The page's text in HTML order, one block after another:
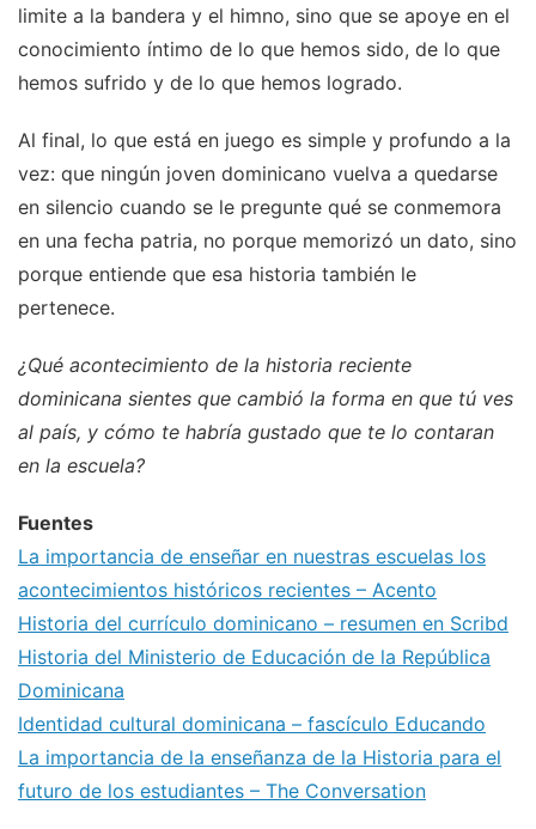
limite a la bandera y el himno, sino que se apoye en el
conocimiento íntimo de lo que hemos sido, de lo que
hemos sufrido y de lo que hemos logrado.
Al final, lo que está en juego es simple y profundo a la
vez: que ningún joven dominicano vuelva a quedarse
en silencio cuando se le pregunte qué se conmemora
en una fecha patria, no porque memorizó un dato, sino
porque entiende que esa historia también le
pertenece.
¿Qué acontecimiento de la historia reciente
dominicana sientes que cambió la forma en que tú ves
al país, y cómo te habría gustado que te lo contaran
en la escuela?
Fuentes
La importancia de enseñar en nuestras escuelas los
acontecimientos históricos recientes – Acento
Historia del currículo dominicano – resumen en Scribd
Historia del Ministerio de Educación de la República
Dominicana
Identidad cultural dominicana – fascículo Educando
La importancia de la enseñanza de la Historia para el
futuro de los estudiantes – The Conversation